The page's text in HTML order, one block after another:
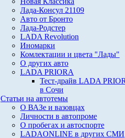
Лада-Консул 21109
Авто от Бронто
Лада-Родстер
LADA Revolution
Иномарки
Комлектации и цвета "Лады"
О других авто
LADA PRIORA
Тест-драйв LADA
в Сочи
Статьи на автотемы
О ВАЗе и вазовцах
Личности в автопроме
О пробегах и автоспорте
LADAONLINE в других СМИ